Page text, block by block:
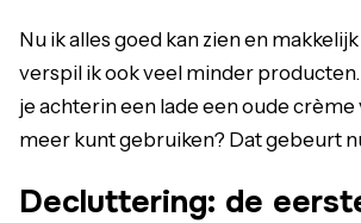
Nu ik alles goed kan zien en
verspil ik ook veel minder
je achterin een lade een oude
meer kunt gebruiken? Dat gebeurt
Decluttering: de